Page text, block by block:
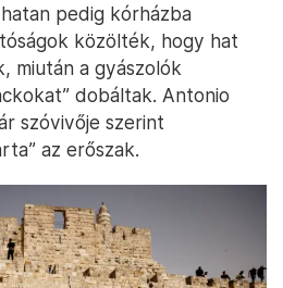
pedig kórházba
közölték, hogy hat
a gyászolók
dobáltak. Antonio
szóvivője szerint
az erőszak.